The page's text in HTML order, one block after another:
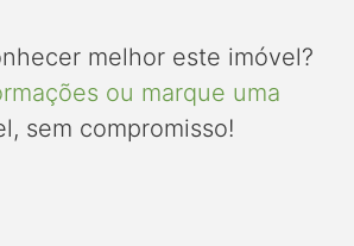
melhor este imóvel?
ou marque uma
sem compromisso!